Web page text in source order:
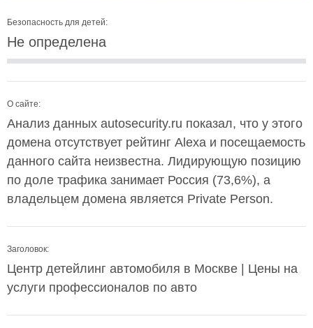
Безопасность для детей:
Не определена
О сайте:
Анализ данных autosecurity.ru показал, что у этого
домена отсутствует рейтинг Alexa и посещаемость
данного сайта неизвестна. Лидирующую позицию
по доле трафика занимает Россия (73,6%), а
владельцем домена является Private Person.
Заголовок:
Центр детейлинг автомобиля в Москве | Цены на
услуги профессионалов по авто